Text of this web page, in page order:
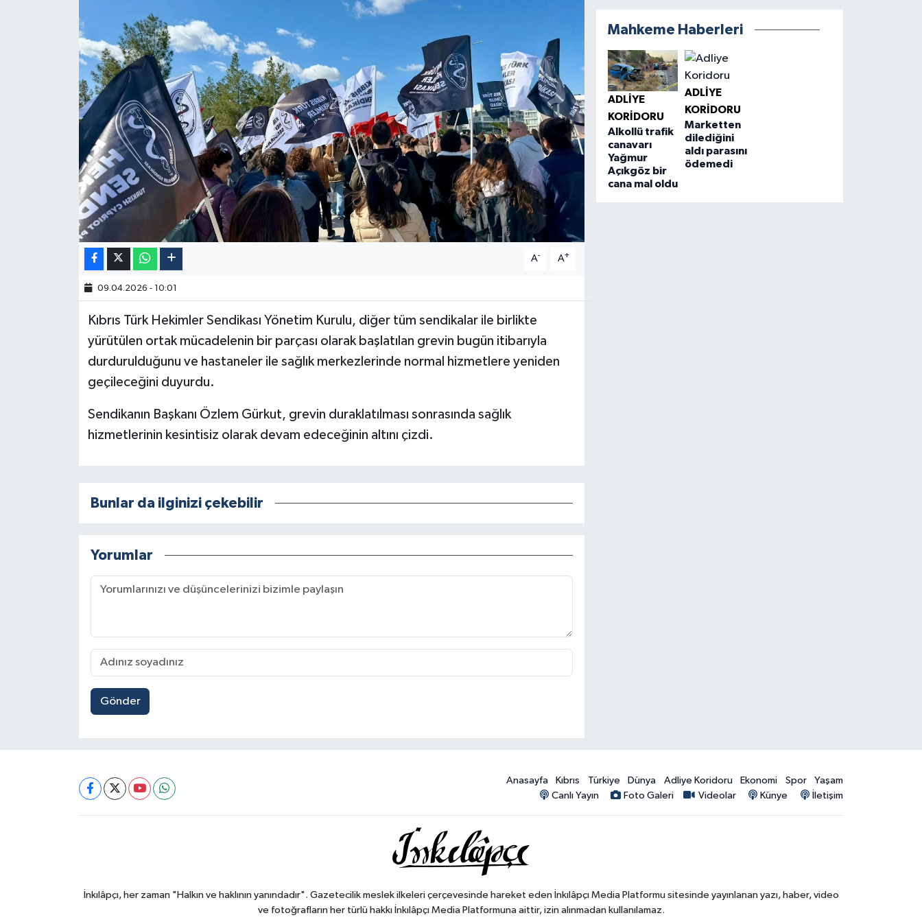
A- A+
09.04.2026 - 10:01
Kıbrıs Türk Hekimler Sendikası Yönetim Kurulu, diğer tüm sendikalar ile birlikte
yürütülen ortak mücadelenin bir parçası olarak başlatılan grevin bugün itibarıyla
durdurulduğunu ve hastaneler ile sağlık merkezlerinde normal hizmetlere yeniden
geçileceğini duyurdu.
Sendikanın Başkanı Özlem Gürkut, grevin duraklatılması sonrasında sağlık
hizmetlerinin kesintisiz olarak devam edeceğinin altını çizdi.
Bunlar da ilginizi çekebilir
Yorumlar
Gönder
Mahkeme Haberleri
ADLIYE
KORIDORU
Alkollü trafik
canavarı
Yağmur
Açıkgöz bir
cana mal oldu
ADLIYE
KORIDORU
Marketten
dilediğini
aldı parasını
ödemedi
Anasayfa Kıbrıs Türkiye Dünya Adliye Koridoru Ekonomi Spor
Yaşam
Canlı Yayın
Foto Galeri Videolar Künye İletişim
İnkılâpçı, her zaman "Halkın ve haklının yanındadır". Gazetecilik meslek ilkeleri çerçevesinde hareket eden İnkılâpçı Media Platformu sitesinde yayınlanan yazı, haber, video
ve fotoğrafların her türlü hakkı İnkılâpçı Media Platformuna aittir, izin alınmadan kullanılamaz.